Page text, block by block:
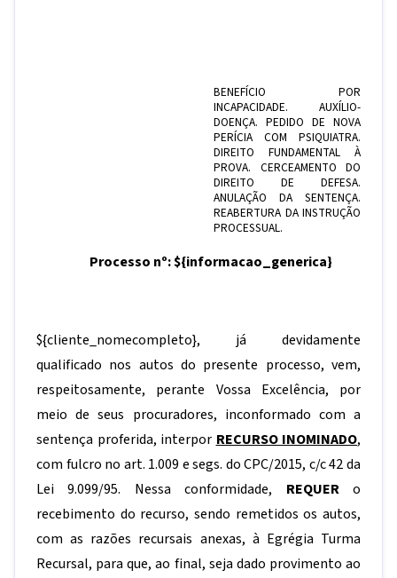
BENEFÍCIO POR
INCAPACIDADE. AUXÍLIO-
DOENÇA. PEDIDO DE NOVA
PERÍCIA COM PSIQUIATRA.
DIREITO FUNDAMENTAL À
PROVA. CERCEAMENTO DO
DIREITO DE DEFESA.
ANULAÇÃO DA SENTENÇA.
REABERTURA DA INSTRUÇÃO
PROCESSUAL.
Processo nº:${informacao_generica}
${cliente_nomecompleto}, já devidamente
qualificado nos autos do presente processo, vem,
respeitosamente, perante Vossa Excelência, por
meio de seus procuradores, inconformado com a
sentença proferida, interpor RECURSO INOMINADO,
com fulcro no art. 1.009 e segs. do CPC/2015, c/c 42 da
Lei 9.099/95. Nessa conformidade, REQUERo
recebimento do recurso, sendo remetidos os autos,
com as razões recursais anexas, à Egrégia Turma
Recursal, para que, ao final, seja dado provimento ao